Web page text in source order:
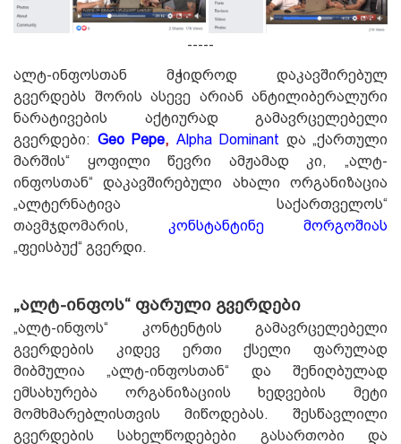
-----
ალტ-ინფოსთან მჭიდროდ დაკავშირებულ
გვერდებს შორის ასევე არიან ანტილიბერალური
ნარატივების აქტიურად გამავრცელებელი
გვერდები: Geo Pepe, Alpha Dominant და „ქართული
მარშის“ ყოფილი წევრი ამჟამად კი, „ალტ-
ინფოსთან“ დაკავშირებული ახალი ორგანიზაცია
„ალტერნატივა საქართველოს“
თავმჯდომარის, კონსტანტინე მორგოშიას
„ფეისბუქ“ გვერდი.
„ალტ-ინფოს“ ფარული გვერდები
„ალტ-ინფოს“ კონტენტის გამავრცელებელი
გვერდების კიდევ ერთი ქსელი ფარულად
მიბმულია „ალტ-ინფოსთან“ და შენიღბულად
ემსახურება ორგანიზაციის ხედვების მეტი
მომხმარებლისთვის მიწოდებას. შესწავლილი
გვერდების სახელწოდებები გასართობი და